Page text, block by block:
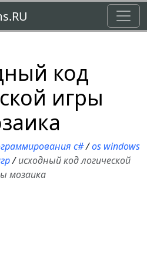
код
игры
c#/os windows
/исходный код логической
мозаика